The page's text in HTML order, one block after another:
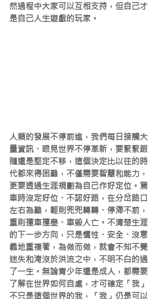
然過程中大家可以互相支持，但自己才
是自己人生遊戲的玩家。
人類的發展不停前進，我們每日接觸大
量資訊、眼見世界不停革新，要緊緊跟
隨還是堅定不移，這個決定比以往的時
代都來得困難，不僅需要智慧和能力，
更要透過生涯規劃為自己作好定位。駕
車時沒定好位、不認好路，在分岔路口
左右為難，輕則兜兜轉轉、停滯不前，
重則撞車撞壆、車毀人亡。不清楚生涯
的下一步方向，只是慣性、安全、沒意
義地重複著，為做而做，就會不知不覺
迷失和淹沒於洪流之中，不明不白的過
了一生。無論青少年還是成人，都需要
了解在世界如何自處，才可確定「我」
不只是這個世界的我，「我」仍是可以